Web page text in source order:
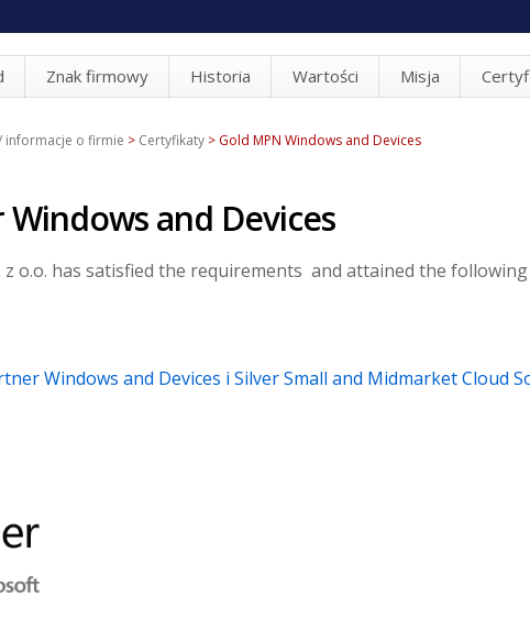
Znak firmowy Historia Wartości Misja
/ informacje o firmie > Certyfikaty > Gold MPN Windows and Devices
and Devices
z o.o. has satisfied the requirements and attained the
Windows and Devices i Silver Small and Midmarket Cloud